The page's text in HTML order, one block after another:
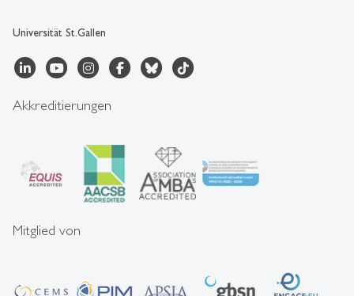
Universität St.Gallen
Akkreditierungen
Mitglied von